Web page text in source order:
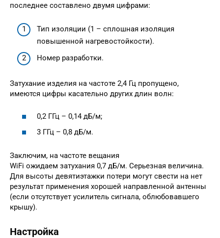
последнее составлено двумя цифрами:
Тип изоляции (1 – сплошная изоляция
повышенной нагревостойкости).
Номер разработки.
Затухание изделия на частоте 2,4 Гц пропущено,
имеются цифры касательно других длин волн:
0,2 ГГц – 0,14 дБ/м;
3 ГГц – 0,8 дБ/м.
Заключим, на частоте вещания
WiFi ожидаем затухания 0,7 дБ/м. Серьезная величина.
Для высоты девятиэтажки потери могут свести на нет
результат применения хорошей направленной антенны
(если отсутствует усилитель сигнала, облюбовавшего
крышу).
Настройка